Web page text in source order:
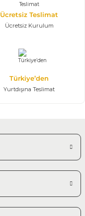
Ücretsiz Teslimat
Ücretsiz Kurulum
Türkiye’den
Yurtdışına Teslimat